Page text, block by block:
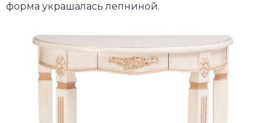
форма украшалась лепниной.